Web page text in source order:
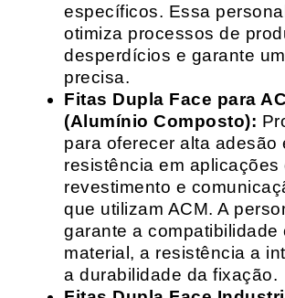
específicos. Essa
otimiza processos de
desperdícios e garante
precisa.
Fitas Dupla Face para
(Alumínio Composto):
para oferecer alta adesão
resistência em aplicações
revestimento e
que utilizam ACM. A
garante a compatibilidade
material, a resistência a
a durabilidade da fixação.